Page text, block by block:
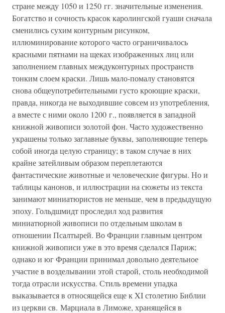
стране между 1050 и 1250 гг. значительные изменения.
Богатство и сочность красок каролингской гуаши сначала
сменились сухим контурным рисунком,
иллюминирование которого часто ограничивалось
красными пятнами на щеках изображенных лиц или
заполнением главных междуконтурных пространств
тонким слоем краски. Лишь мало-помалу становятся
снова общеупотребительными густо кроющие краски,
правда, никогда не выходившие совсем из употребления,
а вместе с ними около 1200 г., появляется в западной
книжной живописи золотой фон. Часто художественно
украшены только заглавные буквы, заполняющие теперь
собой иногда целую страницу; в таком случае в них
крайне затейливым образом переплетаются
фантастические животные и человеческие фигуры. Но и
таблицы канонов, и иллюстрации на сюжеты из текста
занимают миниатюристов не меньше, чем в предыдущую
эпоху. Гольдшмидт проследил ход развития
миниатюрной живописи по отдельным школам в
отношении Псалтырей. Во Франции главным центром
книжной живописи уже в это время сделался Париж;
однако и юг Франции принимал довольно деятельное
участие в возделывании этой старой, столь необходимой
тогда отрасли искусства. Стиль времени упадка
выказывается в относящейся еще к XI столетию Библии
из церкви св. Марциала в Лиможе, хранящейся в